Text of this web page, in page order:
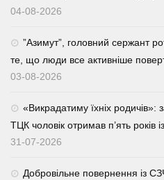
04-08-2026
⁨”Азимут”, головний сержант
те, що люди все активніше
03-08-2026
«Викрадатиму їхніх родичів»:
ТЦК чоловік отримав п’ять років
31-07-2026
Добровільне повернення із